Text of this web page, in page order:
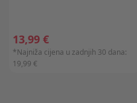
13,99 €
*Najniža cijena u zadnjih 30 dana:
19,99 €